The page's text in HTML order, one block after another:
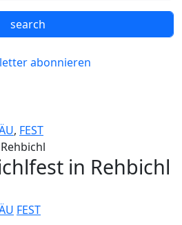
abonnieren
, FEST
in Rehbichl
FEST